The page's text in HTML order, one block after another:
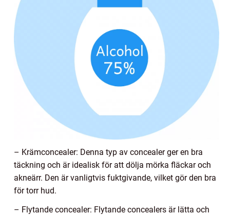
– Krämconcealer: Denna typ av concealer ger en bra
täckning och är idealisk för att dölja mörka fläckar och
akneärr. Den är vanligtvis fuktgivande, vilket gör den bra
för torr hud.
– Flytande concealer: Flytande concealers är lätta och